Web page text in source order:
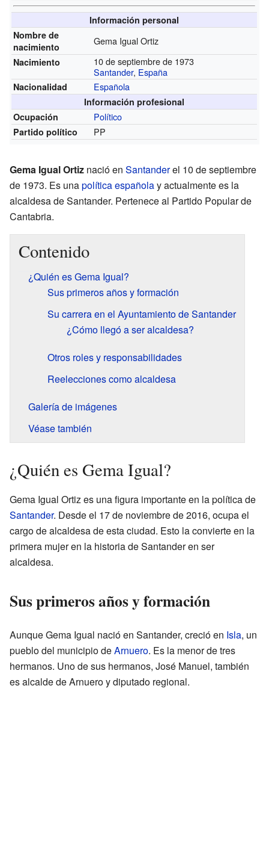
Información personal
Nombre de
nacimiento
Gema Igual Ortiz
Nacimiento
10 de septiembre de 1973
Santander, España
Nacionalidad Española
Información profesional
Ocupación
Político
Partido político PP
Gema Igual Ortiz nació en Santanderel 10 de septiembre
de 1973. Es unapolíticaespañolay actualmente es la
alcaldesa de Santander. Pertenece al Partido Popular de
Cantabria.
Contenido
¿Quién es Gema Igual?
Sus primeros años y formación
Su carrera en el Ayuntamiento de Santander
¿Cómo llegó a ser alcaldesa?
Otros roles y responsabilidades
Reelecciones como alcaldesa
Galería de imágenes
Véase también
¿Quién es Gema Igual?
Gema Igual Ortiz es una figura importante en la política de
Santander. Desde el 17 de noviembre de 2016, ocupa el
cargo de alcaldesa de esta ciudad. Esto la convierte en la
primera mujer en la historia de Santander en ser
alcaldesa.
Sus primeros años y formación
Aunque Gema Igual nació en Santander, creció en Isla, un
pueblo del municipio deArnuero. Es la menor de tres
hermanos. Uno de sus hermanos, José Manuel, también
es alcalde de Arnuero y diputado regional.